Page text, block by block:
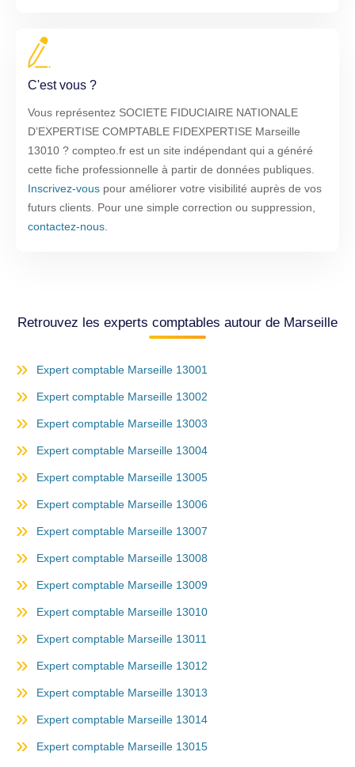
C'est vous ?
Vous représentez SOCIETE FIDUCIAIRE NATIONALE
D’EXPERTISE COMPTABLE FIDEXPERTISE Marseille
13010 ? compteo.fr est un site indépendant qui a généré
cette fiche professionnelle à partir de données publiques.
Inscrivez-vous pour améliorer votre visibilité auprès de vos
futurs clients. Pour une simple correction ou suppression,
contactez-nous
Retrouvez les experts comptables autour de Marseille
Expert comptable Marseille 13001
Expert comptable Marseille 13002
Expert comptable Marseille 13003
Expert comptable Marseille 13004
Expert comptable Marseille 13005
Expert comptable Marseille 13006
Expert comptable Marseille 13007
Expert comptable Marseille 13008
Expert comptable Marseille 13009
Expert comptable Marseille 13010
Expert comptable Marseille 13011
Expert comptable Marseille 13012
Expert comptable Marseille 13013
Expert comptable Marseille 13014
Expert comptable Marseille 13015